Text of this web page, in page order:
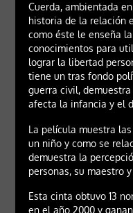
Cuerda, ambientada
historia de la relación
como éste le enseña
conocimientos para
lograr la libertad
tiene un tras fondo
guerra civil,
afecta la infancia y el
La película muestra
un niño y como se
demuestra la
personas, su maestro
Esta cinta obtuvo 13
en el año 2000 y